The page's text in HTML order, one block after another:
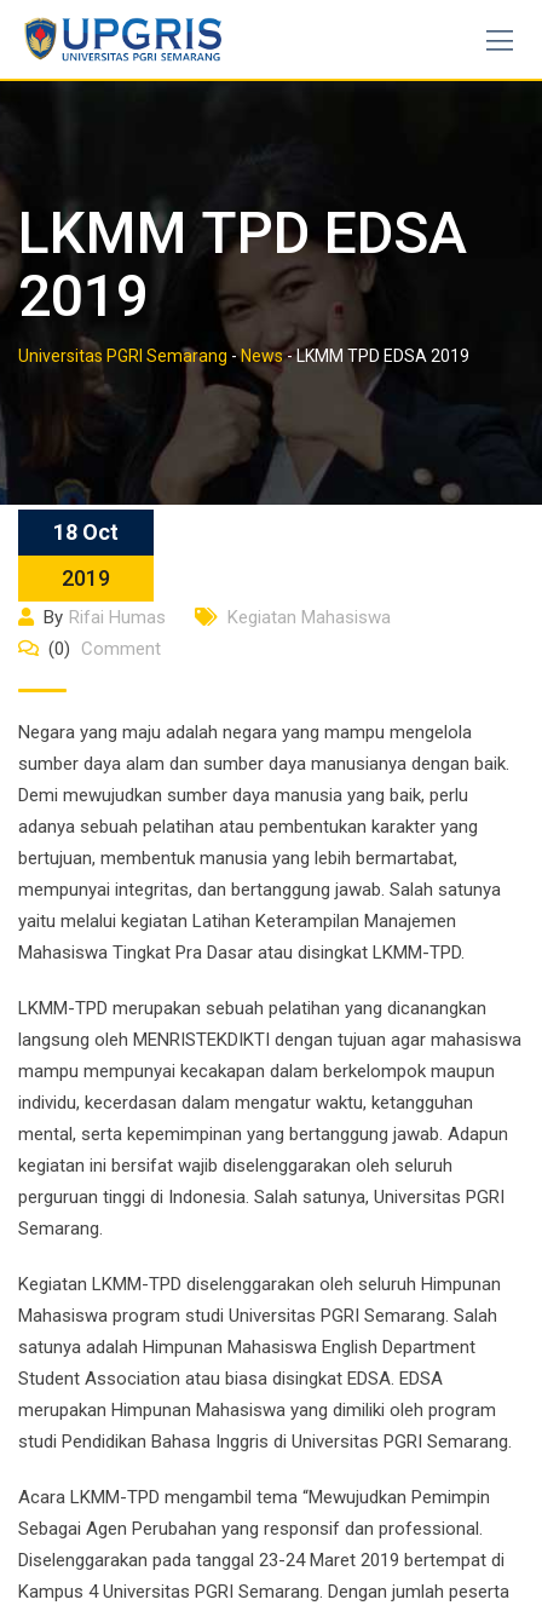
Skip
content
LKMM TPD EDSA
2019
Universitas PGRI Semarang -News-LKMM TPD EDSA 2019
18 Oct
2019
By Rifai Humas
Kegiatan Mahasiswa
(0)
Comment
Negara yang maju adalah negara yang mampu mengelola
sumber daya alam dan sumber daya manusianya dengan baik.
Demi mewujudkan sumber daya manusia yang baik, perlu
adanya sebuah pelatihan atau pembentukan karakter yang
bertujuan, membentuk manusia yang lebih bermartabat,
mempunyai integritas, dan bertanggung jawab. Salah satunya
yaitu melalui kegiatan Latihan Keterampilan Manajemen
Mahasiswa Tingkat Pra Dasar atau disingkat LKMM-TPD.
LKMM-TPD merupakan sebuah pelatihan yang dicanangkan
langsung oleh MENRISTEKDIKTI dengan tujuan agar mahasiswa
mampu mempunyai kecakapan dalam berkelompok maupun
individu, kecerdasan dalam mengatur waktu, ketangguhan
mental, serta kepemimpinan yang bertanggung jawab. Adapun
kegiatan ini bersifat wajib diselenggarakan oleh seluruh
perguruan tinggi di Indonesia. Salah satunya, Universitas PGRI
Semarang.
Kegiatan LKMM-TPD diselenggarakan oleh seluruh Himpunan
Mahasiswa program studi Universitas PGRI Semarang. Salah
satunya adalah Himpunan Mahasiswa English Department
Student Association atau biasa disingkat EDSA. EDSA
merupakan Himpunan Mahasiswa yang dimiliki oleh program
studi Pendidikan Bahasa Inggris di Universitas PGRI Semarang.
Acara LKMM-TPD mengambil tema “Mewujudkan Pemimpin
Sebagai Agen Perubahan yang responsif dan professional.
Diselenggarakan pada tanggal 23-24 Maret 2019 bertempat di
Kampus 4 Universitas PGRI Semarang. Dengan jumlah peserta